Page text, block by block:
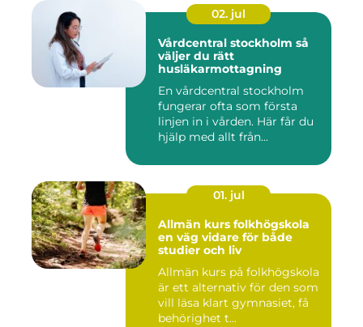
02. jul
Vårdcentral stockholm så
väljer du rätt
husläkarmottagning
En vårdcentral stockholm
fungerar ofta som första
linjen in i vården. Här får du
hjälp med allt från...
01. jul
Allmän kurs folkhögskola
en väg vidare för både
studier och liv
Allmän kurs på folkhögskola
är ett alternativ för den som
vill läsa klart gymnasiet, få
behörighet t...